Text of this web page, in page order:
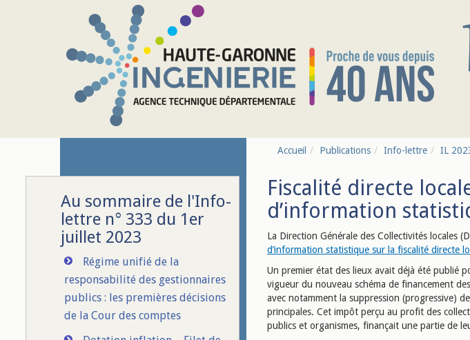
Au sommaire de l'Info-
lettre n° 333 du 1er
juillet 2023
Régime unifié de la
responsabilité des gestionnaires
publics : les premières décisions
de la Cour des comptes
Accueil Publications Info-lettre IL
Fiscalité directe
d’information
La Direction Générale des Collectivités locales
d’information statistique sur la fiscalité directe
Un premier état des lieux avait déjà été publié
vigueur du nouveau schéma de financement
avec notamment la suppression (progressive)
principales. Cet impôt perçu au profit des
publics et organismes, finançait une partie de